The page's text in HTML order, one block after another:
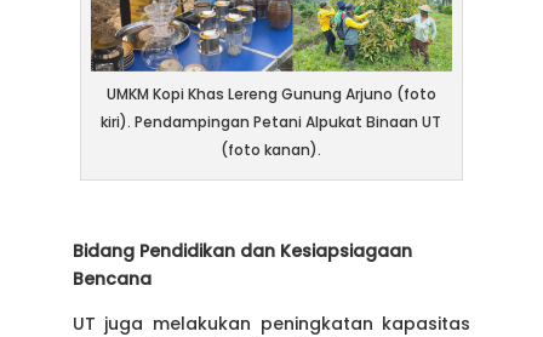
UMKM Kopi Khas Lereng Gunung Arjuno (foto
kiri). Pendampingan Petani Alpukat Binaan UT
(foto kanan).
Bidang Pendidikan dan Kesiapsiagaan
Bencana
UT juga melakukan peningkatan kapasitas